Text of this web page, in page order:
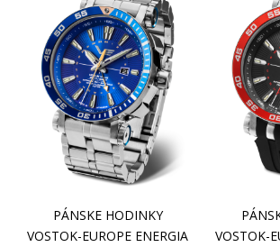
PÁNSKE HODINKY
VOSTOK-EUROPE ENERGIA
VOSTOK-